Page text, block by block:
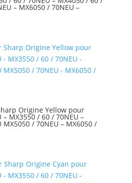
– MX6050 / 70NEU –
Origine Yellow pour
– MX3550 / 60 / 70NEU –
MX5050 / 70NEU – MX6050 /